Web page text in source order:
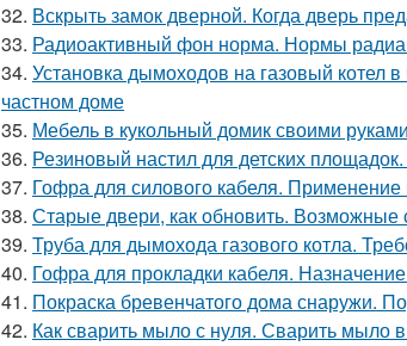
32. Вскрыть замок дверной. Когда дверь
33. Радиоактивный фон норма. Нормы
34. Установка дымоходов на газовый котел
частном доме
35. Мебель в кукольный домик своими
36. Резиновый настил для детских
37. Гофра для силового кабеля.
38. Старые двери, как обновить.
39. Труба для дымохода газового котла.
40. Гофра для прокладки кабеля.
41. Покраска бревенчатого дома снаружи.
42. Как сварить мыло с нуля. Сварить мыло